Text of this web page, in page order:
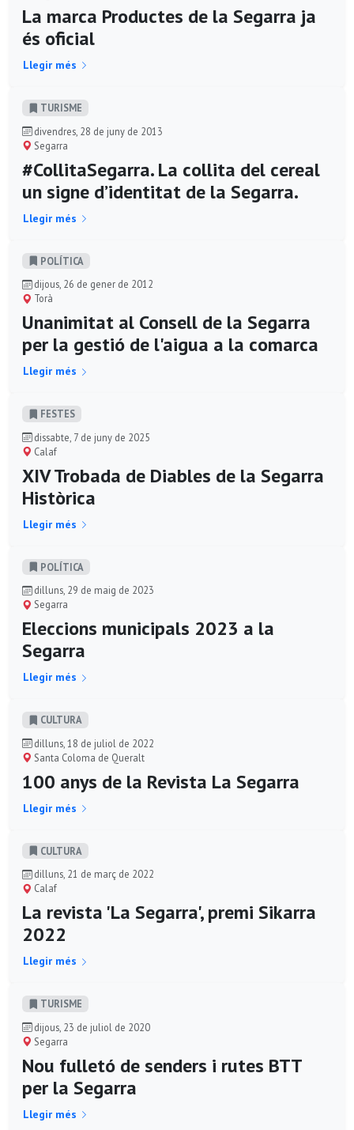
La marca Productes de la Segarra ja
és oficial
Llegir més
TURISME
divendres, 28 de juny de 2013
Segarra
#CollitaSegarra. La collita del cereal
un signe d’identitat de la Segarra.
Llegir més
POLÍ­TICA
dijous, 26 de gener de 2012
Torà
Unanimitat al Consell de la Segarra
per la gestió de l'aigua a la comarca
Llegir més
FESTES
dissabte, 7 de juny de 2025
Calaf
XIV Trobada de Diables de la Segarra
Històrica
Llegir més
POLÍ­TICA
dilluns, 29 de maig de 2023
Segarra
Eleccions municipals 2023 a la
Segarra
Llegir més
CULTURA
dilluns, 18 de juliol de 2022
Santa Coloma de Queralt
100 anys de la Revista La Segarra
Llegir més
CULTURA
dilluns, 21 de març de 2022
Calaf
La revista 'La Segarra', premi Sikarra
2022
Llegir més
TURISME
dijous, 23 de juliol de 2020
Segarra
Nou fulletó de senders i rutes BTT
per la Segarra
Llegir més